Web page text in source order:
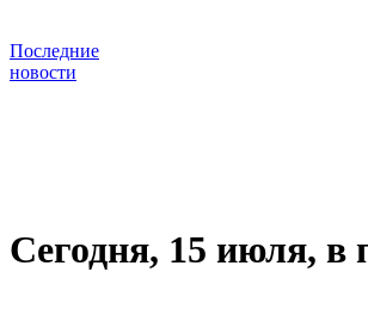
Последние
новости
Сегодня, 15 июля,